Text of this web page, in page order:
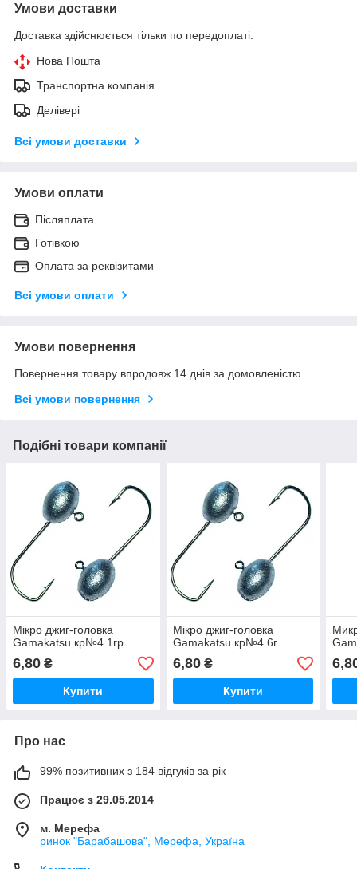
Умови доставки
Доставка здійснюється тільки по передоплаті.
Нова Пошта
Транспортна компанія
Делівері
Всі умови доставки
Умови оплати
Післяплата
Готівкою
Оплата за реквізитами
Всі умови оплати
Умови повернення
Повернення товару впродовж 14 днів за домовленістю
Всі умови повернення
Подібні товари компанії
Мікро джиг-головка
Gamakatsu кр№4 1гр
6,80 ₴
Купити
Мікро джиг-головка
Gamakatsu кр№4 6г
6,80₴
Купити
Про нас
99% позитивних з 184 відгуків за рік
Працює з 29.05.2014
м. Мерефа
ринок "Барабашова", Мерефа, Україна